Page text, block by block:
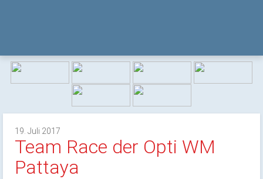
19. Juli 2017
Team Race der Opti WM
Pattaya